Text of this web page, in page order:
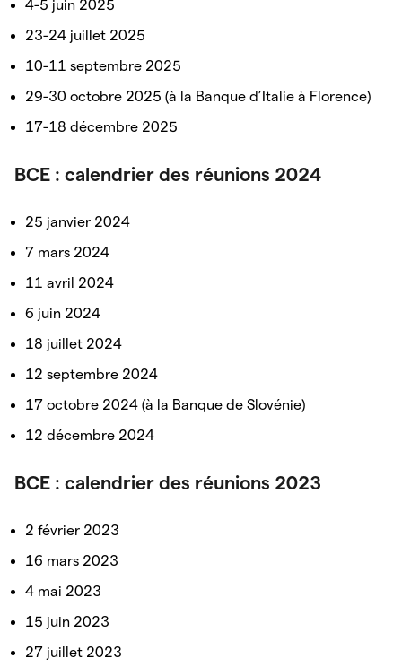
4-5 juin 2025
23-24 juillet 2025
10-11 septembre 2025
29-30 octobre 2025 (à la Banque d’Italie à Florence)
17-18 décembre 2025
BCE : calendrier des réunions 2024
25 janvier 2024
7 mars 2024
11 avril 2024
6 juin 2024
18 juillet 2024
12 septembre 2024
17 octobre 2024 (à la Banque de Slovénie)
12 décembre 2024
BCE : calendrier des réunions 2023
2 février 2023
16 mars 2023
4 mai 2023
15 juin 2023
27 juillet 2023